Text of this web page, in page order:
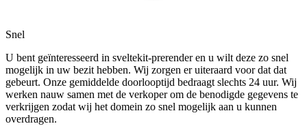
Snel
U bent geïnteresseerd in sveltekit-prerender en u wilt deze zo snel
mogelijk in uw bezit hebben. Wij zorgen er uiteraard voor dat dat
gebeurt. Onze gemiddelde doorlooptijd bedraagt slechts 24 uur. Wij
werken nauw samen met de verkoper om de benodigde gegevens te
verkrijgen zodat wij het domein zo snel mogelijk aan u kunnen
overdragen.